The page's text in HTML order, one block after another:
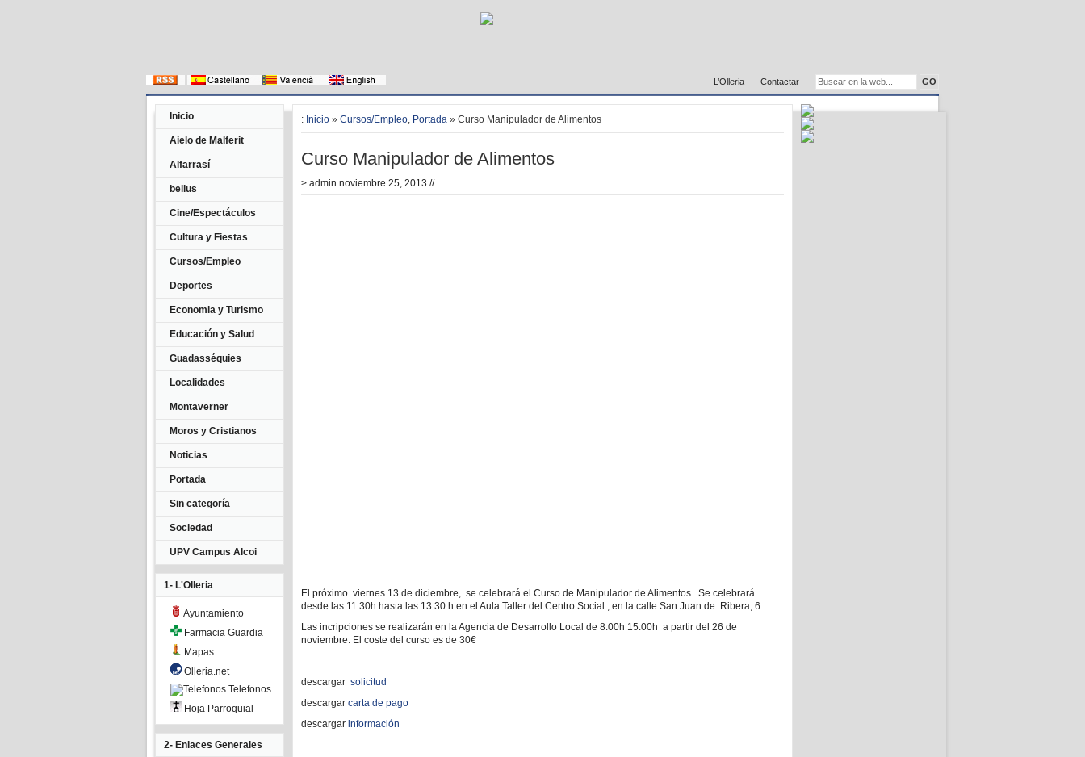
L’Olleria Contactar
Inicio
Aielo de Malferit
Alfarrasí
bellus
Cine/Espectáculos
Cultura y Fiestas
Cursos/Empleo
Deportes
Economia y Turismo
Educación y Salud
Guadasséquies
Localidades
Montaverner
Moros y Cristianos
Noticias
Portada
Sin categoría
Sociedad
UPV Campus Alcoi
1- L'Olleria
Ayuntamiento
Farmacia Guardia
Mapas
Olleria.net
Telefonos
Hoja Parroquial
2- Enlaces Generales
: Inicio » Cursos/Empleo, Portada » Curso Manipulador de Alimentos
Curso Manipulador de Alimentos
> admin noviembre 25, 2013 //
El próximo viernes 13 de diciembre, se celebrará el Curso de Manipulador de Alimentos. Se celebrará
desde las 11:30h hasta las 13:30 h en el Aula Taller del Centro Social , en la calle San Juan de Ribera, 6
Las incripciones se realizarán en la Agencia de Desarrollo Local de 8:00h 15:00h a partir del 26 de
noviembre. El coste del curso es de 30€
descargar solicitud
descargar carta de pago
descargar información